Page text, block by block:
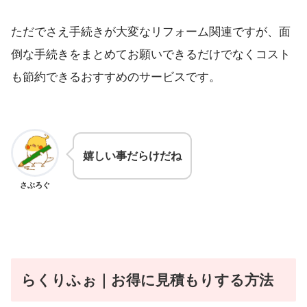
ただでさえ手続きが大変なリフォーム関連ですが、面
倒な手続きをまとめてお願いできるだけでなくコスト
も節約できるおすすめのサービスです。
さぶろぐ
嬉しい事だらけだね
らくりふぉ ｜お得に見積もりする方法